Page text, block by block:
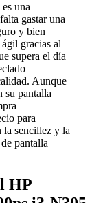
una
gastar una
y bien
gracias al
supera el día
Aunque
su pantalla
para
la sencillez y la
pantalla
HP